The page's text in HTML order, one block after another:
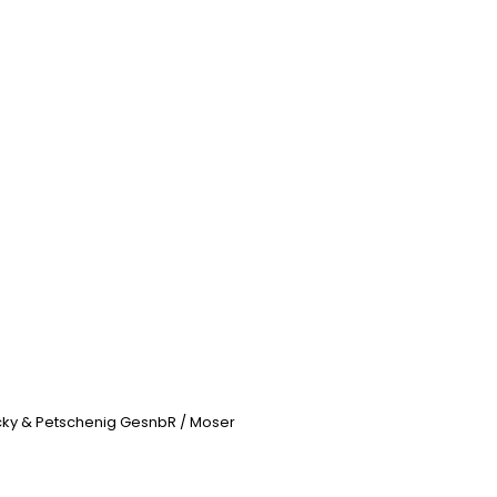
& Petschenig GesnbR / Moser